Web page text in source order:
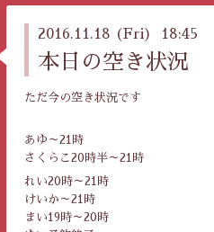
2016.11.18 (Fri) 18:45
本日の空き状況
ただ今の空き状況です
あゆ～21時
さくらこ20時半～21時
れい20時～21時
けいか～21時
まい19時～20時